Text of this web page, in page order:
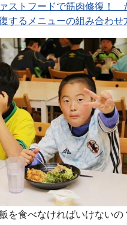
ストフードで筋肉修復！
するメニューの組み合わせ
飯を食べなければいけない